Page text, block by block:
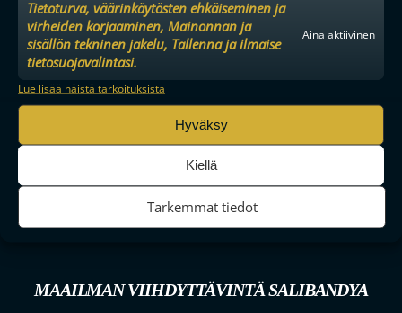
Tietoturva, väärinkäytösten ehkäiseminen ja
virheiden korjaaminen, Mainonnan ja
sisällön tekninen jakelu, Tallenna ja ilmaise
tietosuojavalintasi.
Aina aktiivinen
Lue lisää näistä tarkoituksista
Hyväksy
Kiellä
Tarkemmat tiedot
MAAILMAN VIIHDYTTÄVINTÄ SALIBANDYA